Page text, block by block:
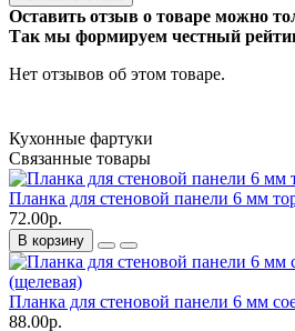
Оставить отзыв о товаре можно
Так мы формируем честный
Нет отзывов об этом товаре.
Кухонные фартуки
Связанные товары
Планка для стеновой панели 6 мм
72.00р.
В корзину
Планка для стеновой панели 6 мм
88.00р.